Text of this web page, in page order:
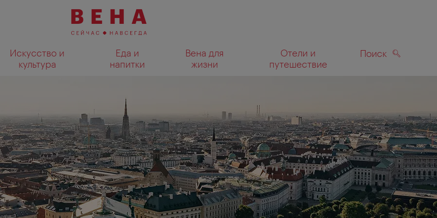
Искусство и
культура
Еда и
напитки
Вена для
жизни
Отели и
путешествие
Поиск